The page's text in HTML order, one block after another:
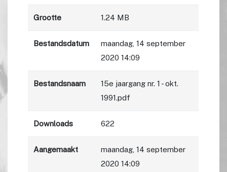
Grootte 1.24 MB
Bestandsdatum
maandag, 14 september
2020 14:09
Bestandsnaam
15e jaargang nr. 1 - okt.
1991.pdf
Downloads 622
Aangemaakt
maandag, 14 september
2020 14:09